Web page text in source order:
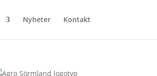
Nyheter Kontakt